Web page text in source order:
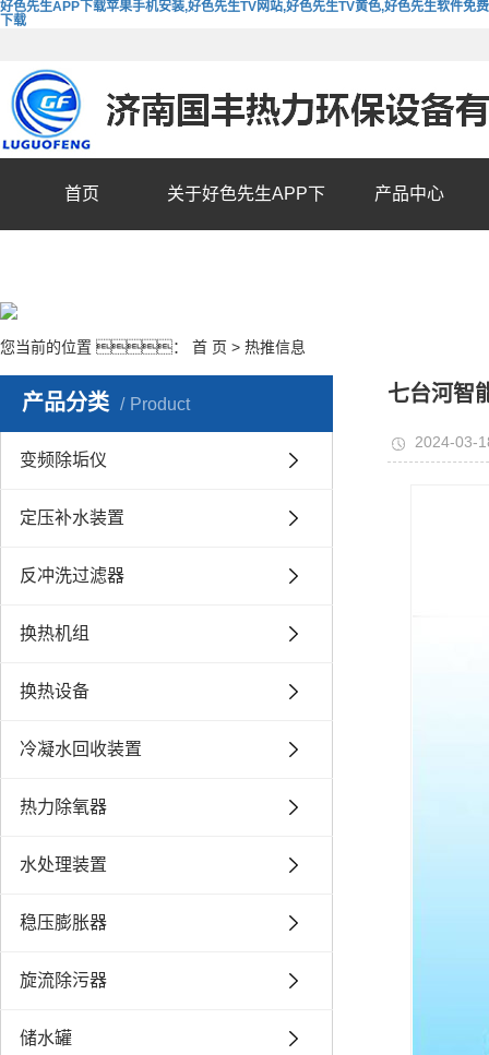
好色先生APP下载苹果手机安装,好色先生TV网站,好色先生TV黄色,好色先生软件免费
下载
首页 关于好色先生APP下 产品中心
您当前的位置 ： 首 页 > 热推信息
产品分类 Product
变频除垢仪
定压补水装置
反冲洗过滤器
换热机组
换热设备
冷凝水回收装置
热力除氧器
水处理装置
稳压膨胀器
旋流除污器
储水罐
七台河智
2024-03-